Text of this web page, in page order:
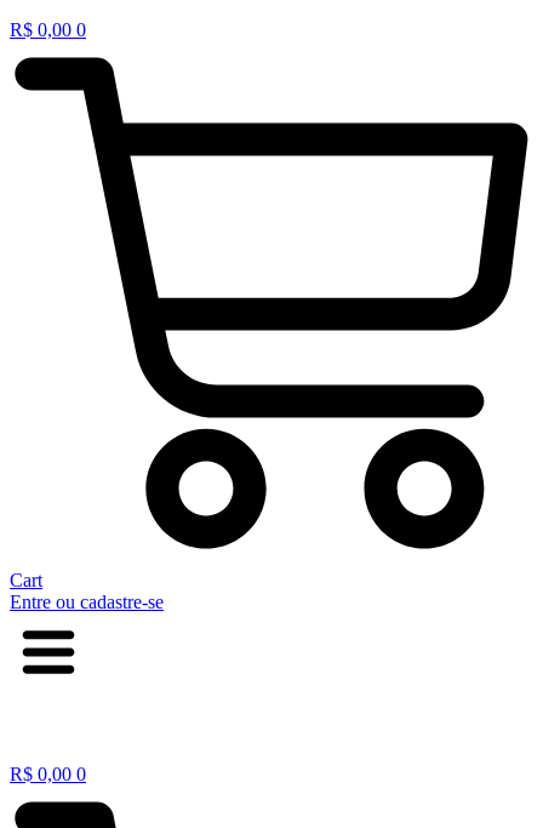
R$ 0,00 0
Cart
Entre ou cadastre-se
R$ 0,00 0